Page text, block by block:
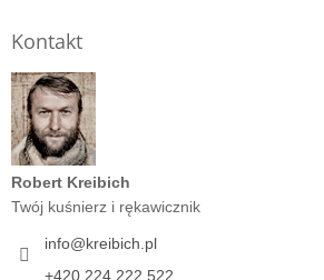
Kontakt
Robert Kreibich
Twój kuśnierz i rękawicznik
info@kreibich.pl
+420 224 222 522